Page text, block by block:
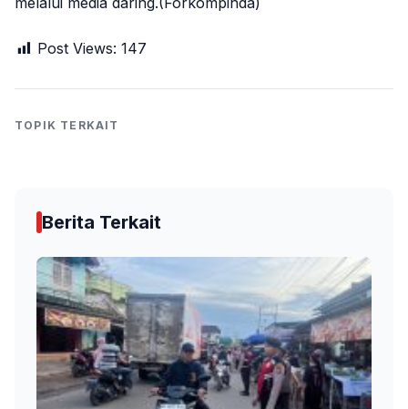
Post Views: 147
TOPIK TERKAIT
Berita Terkait